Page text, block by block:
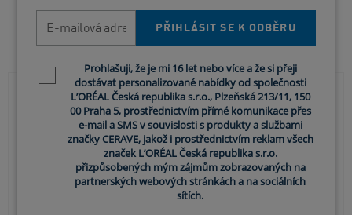
Mohlo by vás zajímat
PŘIHLÁSIT SE K ODBĚRU
Newsletter policy
Prohlašuji, že je mi 16 let nebo více a že si přeji
dostávat personalizované nabídky od společnosti
L’ORÉAL Česká republika s.r.o., Plzeňská 213/11, 150
00 Praha 5, prostřednictvím přímé komunikace přes
e-mail a SMS v souvislosti s produkty a službami
značky CERAVE, jakož i prostřednictvím reklam všech
značek L’ORÉAL Česká republika s.r.o.
přizpůsobených mým zájmům zobrazovaných na
partnerských webových stránkách a na sociálních
sítích.